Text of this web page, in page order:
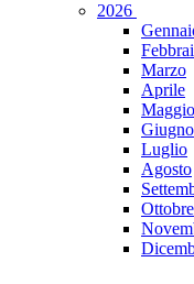
2026
Marzo
Aprile
Maggio
Giugno
Luglio
Agosto
Ottobre